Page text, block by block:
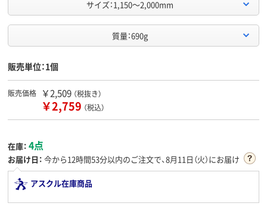
サイズ：1,150～2,000mm
質量：690g
販売単位：1個
販売価格 ￥2,509 （税抜き）
￥2,759 （税込）
在庫： 4点
お届け日： 今から12時間53分以内のご注文で、8月11日（火）にお届け
アスクル在庫商品